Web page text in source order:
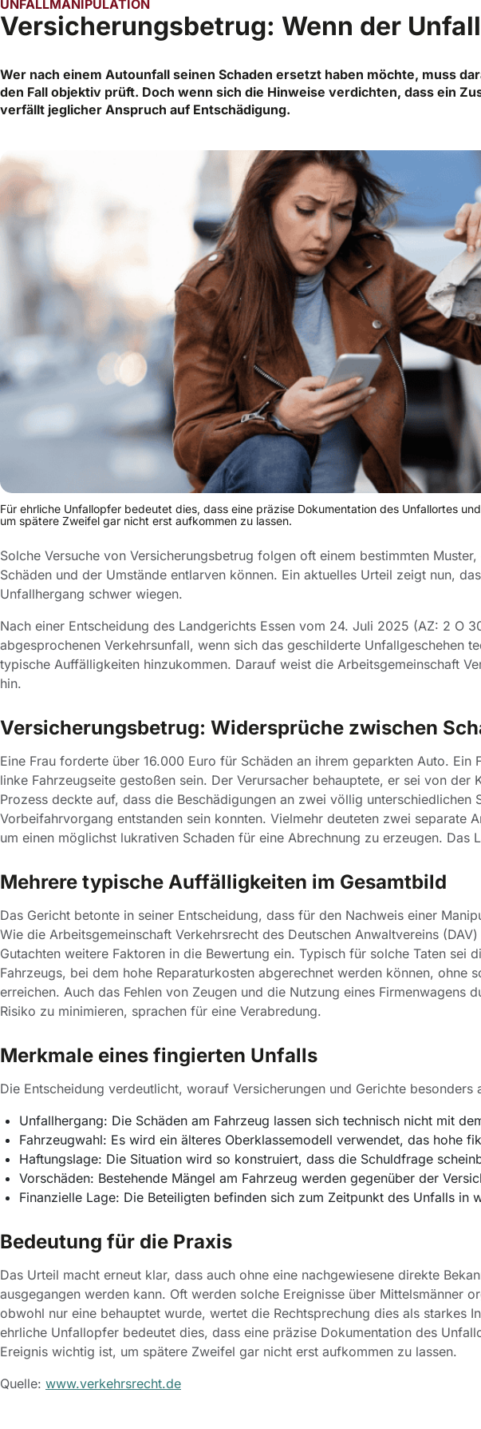
UNFALLMANIPULATION
Versicherungsbetrug: Wenn der
Wer nach einem Autounfall seinen Schaden ersetzt haben möchte, muss
den Fall objektiv prüft. Doch wenn sich die Hinweise verdichten, dass ein
verfällt jeglicher Anspruch auf Entschädigung.
Für ehrliche Unfallopfer bedeutet dies, dass eine präzise Dokumentation des Unfallortes
um spätere Zweifel gar nicht erst aufkommen zu lassen.
Solche Versuche von Versicherungsbetrug folgen oft einem bestimmten
Schäden und der Umstände entlarven können. Ein aktuelles Urteil zeigt nun,
Unfallhergang schwer wiegen.
Nach einer Entscheidung des Landgerichts Essen vom 24. Juli 2025 (AZ: 2 O
abgesprochenen Verkehrsunfall, wenn sich das geschilderte Unfallgeschehen
typische Auffälligkeiten hinzukommen. Darauf weist die Arbeitsgemeinschaft
hin.
Versicherungsbetrug: Widersprüche zwischen
Eine Frau forderte über 16.000 Euro für Schäden an ihrem geparkten Auto.
linke Fahrzeugseite gestoßen sein. Der Verursacher behauptete, er sei von der
Prozess deckte auf, dass die Beschädigungen an zwei völlig unterschiedlichen
Vorbeifahrvorgang entstanden sein konnten. Vielmehr deuteten zwei separate
um einen möglichst lukrativen Schaden für eine Abrechnung zu erzeugen. Das
Mehrere typische Auffälligkeiten im Gesamtbild
Das Gericht betonte in seiner Entscheidung, dass für den Nachweis einer
Wie die Arbeitsgemeinschaft Verkehrsrecht des Deutschen Anwaltvereins
Gutachten weitere Faktoren in die Bewertung ein. Typisch für solche Taten sei
Fahrzeugs, bei dem hohe Reparaturkosten abgerechnet werden können, ohne
erreichen. Auch das Fehlen von Zeugen und die Nutzung eines Firmenwagens
Risiko zu minimieren, sprachen für eine Verabredung.
Merkmale eines fingierten Unfalls
Die Entscheidung verdeutlicht, worauf Versicherungen und Gerichte besonders
Unfallhergang: Die Schäden am Fahrzeug lassen sich technisch nicht mit
Fahrzeugwahl: Es wird ein älteres Oberklassemodell verwendet, das hohe
Haftungslage: Die Situation wird so konstruiert, dass die Schuldfrage
Vorschäden: Bestehende Mängel am Fahrzeug werden gegenüber der
Finanzielle Lage: Die Beteiligten befinden sich zum Zeitpunkt des Unfalls in
Bedeutung für die Praxis
Das Urteil macht erneut klar, dass auch ohne eine nachgewiesene direkte
ausgegangen werden kann. Oft werden solche Ereignisse über Mittelsmänner
obwohl nur eine behauptet wurde, wertet die Rechtsprechung dies als starkes
ehrliche Unfallopfer bedeutet dies, dass eine präzise Dokumentation des
Ereignis wichtig ist, um spätere Zweifel gar nicht erst aufkommen zu lassen.
Quelle: www.verkehrsrecht.de